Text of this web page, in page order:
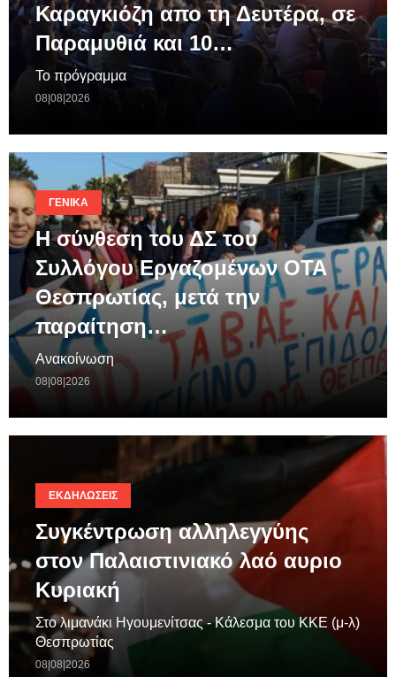
Καραγκιόζη απο τη Δευτέρα, σε
Παραμυθιά και 10…
Το πρόγραμμα
08|08|2026
ΓΕΝΙΚΆ
Η σύνθεση του ΔΣ του
Συλλόγου Εργαζομένων ΟΤΑ
Θεσπρωτίας, μετά την
παραίτηση…
Ανακοίνωση
08|08|2026
ΕΚΔΗΛΏΣΕΙΣ
Συγκέντρωση αλληλεγγύης
στον Παλαιστινιακό λαό αυριο
Κυριακή
Στο λιμανάκι Ηγουμενίτσας - Κάλεσμα του ΚΚΕ (μ-λ)
Θεσπρωτίας
08|08|2026